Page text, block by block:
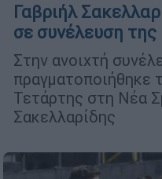
Γαβριήλ
σε συνέλευση
Στην ανοιχτή
πραγματοποιήθηκε
Τετάρτης στη Νέα
Σακελλαρίδης